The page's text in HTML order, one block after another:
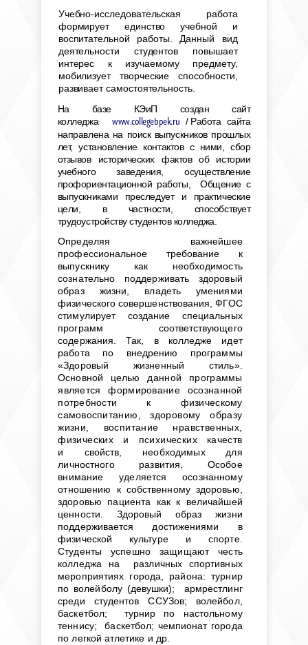
Учебно-исследовательская работа
формирует единство учебной и
воспитательной работы. Данный вид
деятельности студентов повышает
интерес к изучаемому предмету,
мобилизует творческие способности,
развивает самостоятельность.
На базе КЭиП создан сайт
колледжаwww.collegebpek.ru / Работа сайта
направлена на поиск выпускников прошлых
лет, установление контактов с ними, сбор
отзывов исторических фактов об истории
учебного заведения, осуществление
профориентационной работы, Общение с
выпускниками преследует и практические
цели, в частности, способствует
трудоустройству студентов колледжа.
Определяя важнейшее
профессиональное требование к
выпускнику как необходимость
сознательно поддерживать здоровый
образ жизни, владеть умениями
физического совершенствования, ФГОС
стимулирует создание специальных
программ соответствующего
содержания. Так, в колледже идет
работа по внедрению программы
«Здоровый жизненный стиль».
Основной целью данной программы
является формирование осознанной
потребности к физическому
самовоспитанию, здоровому образу
жизни, воспитание нравственных,
физических и психических качеств
и свойств, необходимых для
личностного развития, Особое
внимание уделяется осознанному
отношению к собственному здоровью,
здоровью пациента как к величайшей
ценности. Здоровый образ жизни
поддерживается достижениями в
физической культуре и спорте.
Студенты успешно защищают честь
колледжа на различных спортивных
мероприятиях города, района: турнир
по волейболу (девушки); армрестлинг
среди студентов ССУЗов; волейбол,
баскетбол; турнир по настольному
теннису; баскетбол; чемпионат города
по легкой атлетике и др.